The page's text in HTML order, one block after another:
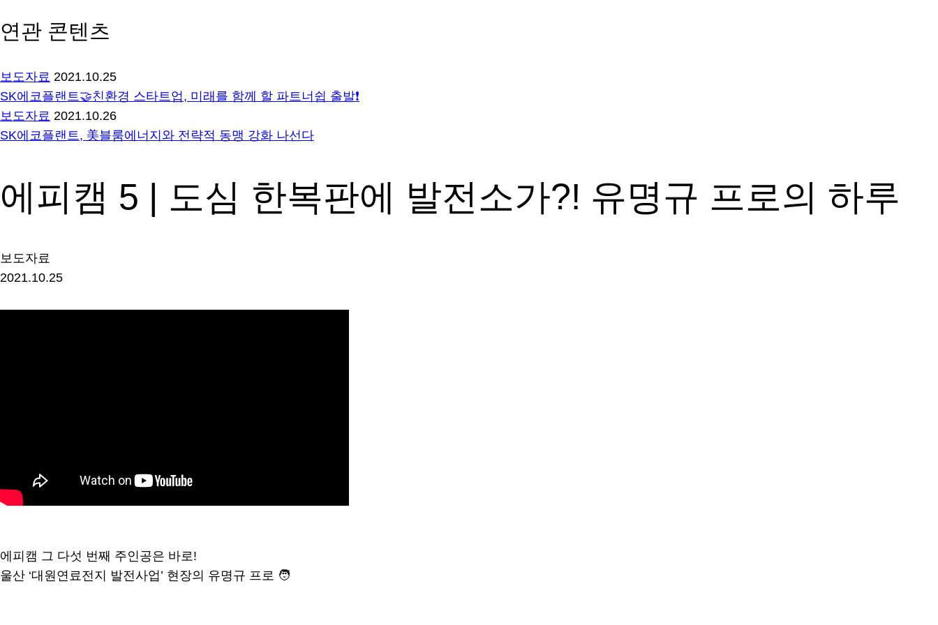
연관 콘텐츠
보도자료 2021.10.25
SK에코플랜트🤝친환경 스타트업, 미래를 함께 할 파트너쉽 출발❗
보도자료 2021.10.26
SK에코플랜트, 美블룸에너지와 전략적 동맹 강화 나선다
에피캠 5 | 도심 한복판에 발전소가?! 유명규 프로의 하루
보도자료
2021.10.25
에피캠 그 다섯 번째 주인공은 바로!
울산 ‘대원연료전지 발전사업’ 현장의 유명규 프로 🧑